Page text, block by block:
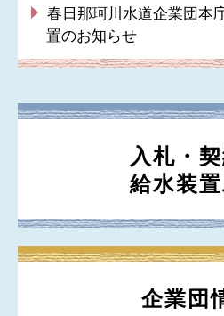
春日那珂川水道企業団
置のお知らせ
入札・契
給水装
企業団